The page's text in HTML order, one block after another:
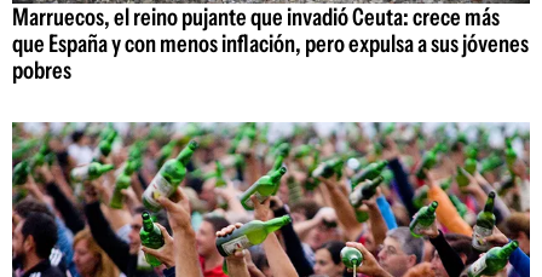
Marruecos, el reino pujante que invadió Ceuta: crece más
que España y con menos inflación, pero expulsa a sus jóvenes
pobres